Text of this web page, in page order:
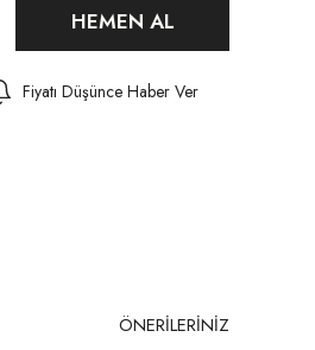
HEMEN AL
Fiyatı Düşünce Haber Ver
ÖNERİLERİNİZ